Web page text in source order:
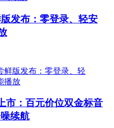
发布：零登录、轻安
市：百元价位双金标音
续航